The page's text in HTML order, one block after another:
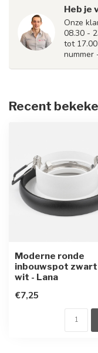
Heb je
Onze
08.30 -
tot
nummer
Recent
Moderne ronde
inbouwspot
wit - Lana
€7,25